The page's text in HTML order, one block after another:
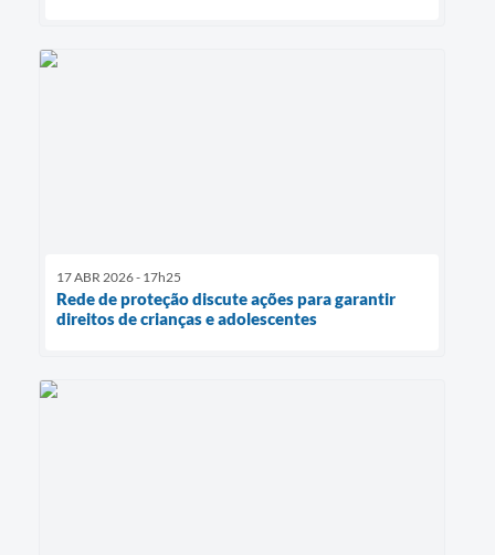
17 ABR 2026 - 17h25
Rede de proteção discute ações para garantir
direitos de crianças e adolescentes